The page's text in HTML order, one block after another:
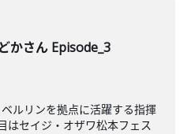
かさん Episode_3
ルリンを拠点に活躍する指揮
はセイジ・オザワ松本フェス